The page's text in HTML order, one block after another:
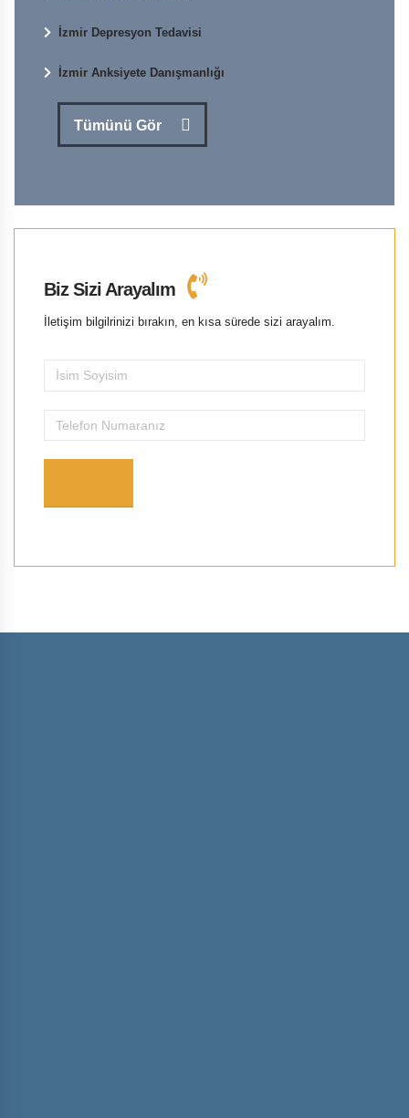
İzmir Depresyon Tedavisi
İzmir Anksiyete Danışmanlığı
Tümünü Gör
Biz Sizi Arayalım
İletişim bilgilrinizi bırakın, en kısa sürede sizi arayalım.